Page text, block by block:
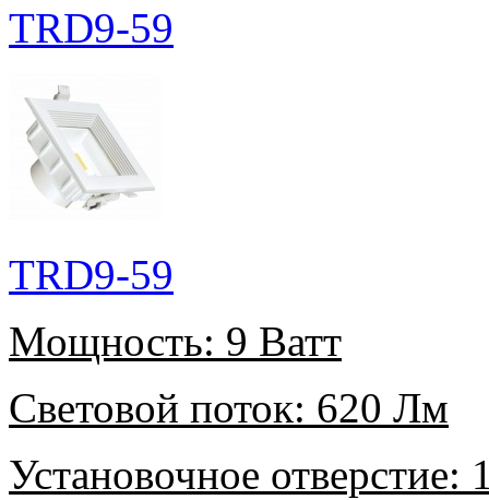
TRD9-59
TRD9-59
Мощность: 9 Ватт
Световой поток: 620 Лм
Установочное отверстие: